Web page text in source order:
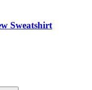
Sweatshirt